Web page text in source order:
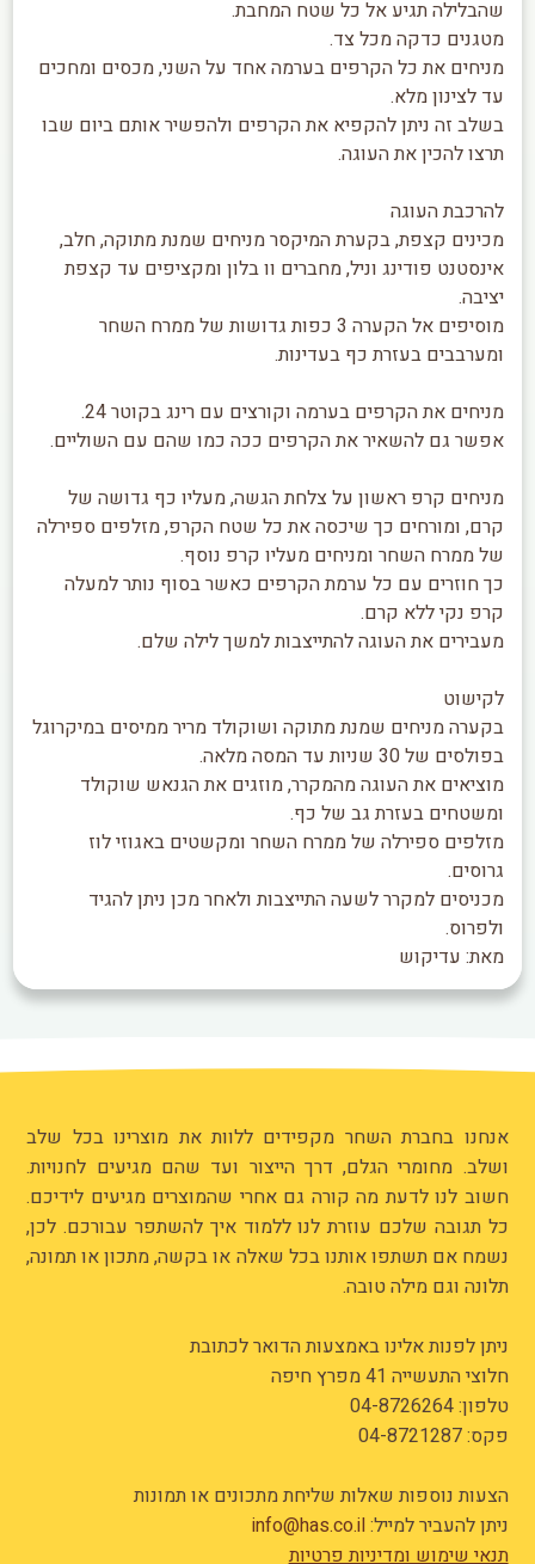
שהבלילה תגיע אל כל שטח המחבת.
מטגנים כדקה מכל צד.
מניחים את כל הקרפים בערמה אחד על השני, מכסים ומחכים
עד לצינון מלא.
בשלב זה ניתן להקפיא את הקרפים ולהפשיר אותם ביום שבו
תרצו להכין את העוגה.
להרכבת העוגה
מכינים קצפת, בקערת המיקסר מניחים שמנת מתוקה, חלב,
אינסטנט פודינג וניל, מחברים וו בלון ומקציפים עד קצפת
יציבה.
מוסיפים אל הקערה 3 כפות גדושות של ממרח השחר
ומערבבים בעזרת כף בעדינות.
מניחים את הקרפים בערמה וקורצים עם רינג בקוטר 24.
אפשר גם להשאיר את הקרפים ככה כמו שהם עם השוליים.
מניחים קרפ ראשון על צלחת הגשה, מעליו כף גדושה של
קרם, ומורחים כך שיכסה את כל שטח הקרפ, מזלפים ספירלה
של ממרח השחר ומניחים מעליו קרפ נוסף.
כך חוזרים עם כל ערמת הקרפים כאשר בסוף נותר למעלה
קרפ נקי ללא קרם.
מעבירים את העוגה להתייצבות למשך לילה שלם.
לקישוט
בקערה מניחים שמנת מתוקה ושוקולד מריר ממיסים במיקרוגל
בפולסים של 30 שניות עד המסה מלאה.
מוציאים את העוגה מהמקרר, מוזגים את הגנאש שוקולד
ומשטחים בעזרת גב של כף.
מזלפים ספירלה של ממרח השחר ומקשטים באגוזי לוז
גרוסים.
מכניסים למקרר לשעה התייצבות ולאחר מכן ניתן להגיד
ולפרוס.
מאת: עדיקוש
אנחנו בחברת השחר מקפידים ללוות את מוצרינו בכל שלב
ושלב. מחומרי הגלם, דרך הייצור ועד שהם מגיעים לחנויות.
חשוב לנו לדעת מה קורה גם אחרי שהמוצרים מגיעים לידיכם.
כל תגובה שלכם עוזרת לנו ללמוד איך להשתפר עבורכם. לכן,
נשמח אם תשתפו אותנו בכל שאלה או בקשה, מתכון או תמונה,
תלונה וגם מילה טובה.
ניתן לפנות אלינו באמצעות הדואר לכתובת
חלוצי התעשייה 41 מפרץ חיפה
טלפון:04-8726264
פקס: 04-8721287
הצעות נוספות שאלות שליחת מתכונים או תמונות
ניתן להעביר למייל:info@has.co.il
תנאי שימוש ומדיניות פרטיות